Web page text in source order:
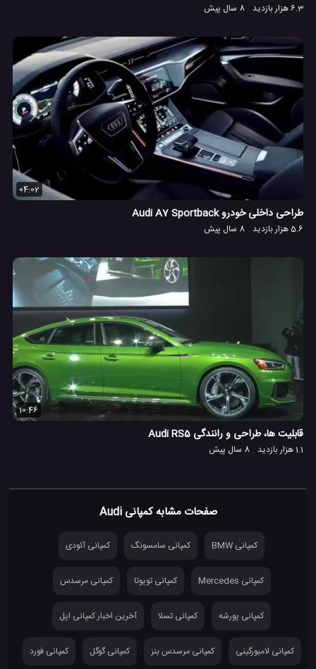
6.3 هزار بازدید 8 سال پیش
04:02
طراحی داخلی خودرو Audi A7 Sportback
5.6 هزار بازدید 8 سال پیش
10:46
قابلیت ها، طراحی و رانندگی Audi RS5
1.1 هزار بازدید 8 سال پیش
صفحات مشابه کمپانی Audi
کمپانی BMW کمپانی سامسونگ کمپانی آئودی
کمپانی Mercedes کمپانی تویوتا کمپانی مرسدس
کمپانی پورشه کمپانی تسلا آخرین اخبار کمپانی اپل
کمپانی لامبورگینی کمپانی مرسدس بنز کمپانی گوگل کمپانی فورد